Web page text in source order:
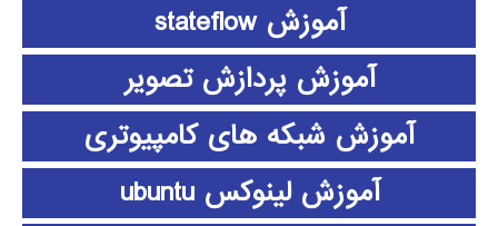
آموزش stateflow
آموزش پردازش تصویر
آموزش شبکه های کامپیوتری
آموزش لینوکس ubuntu